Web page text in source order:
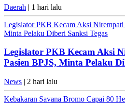
Daerah | 1 hari lalu
Legislator PKB Kecam Aksi Nirempati
Minta Pelaku Diberi Sanksi Tegas
Legislator PKB Kecam Aksi
Pasien BPJS, Minta Pelaku
News | 2 hari lalu
Kebakaran Savana Bromo Capai 80